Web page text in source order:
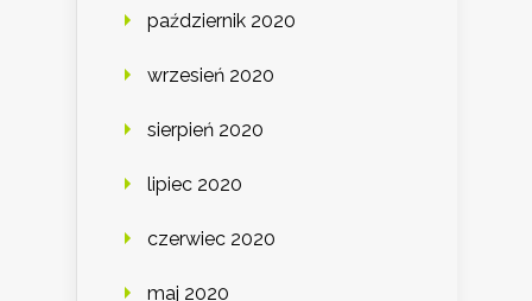
październik 2020
wrzesień 2020
sierpień 2020
lipiec 2020
czerwiec 2020
maj 2020